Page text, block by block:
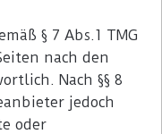
§ 7 Abs.1 TMG
nach den
Nach §§ 8
jedoch
oder